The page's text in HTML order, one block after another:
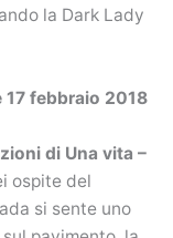
la Dark Lady
17 febbraio 2018
di Una vita –
ospite del
si sente uno